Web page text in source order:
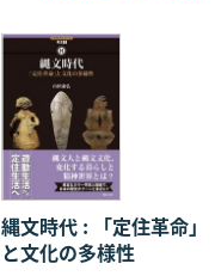
縄文時代 : 「定住革命」
と文化の多様性